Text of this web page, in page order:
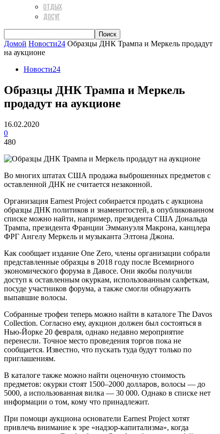
ОТДЫХ
ДОСУГ
Домой Новости24 Образцы ДНК Трампа и Меркель продадут
на аукционе
Новости24
Образцы ДНК Трампа и Меркель
продадут на аукционе
16.02.2020
0
480
Во многих штатах США продажа выброшенных предметов с
оставленной ДНК не считается незаконной.
Организация Earnest Project собирается продать с аукциона
образцы ДНК политиков и знаменитостей, в опубликованном
списке можно найти, например, президента США Дональда
Трампа, президента Франции Эммануэля Макрона, канцлера
ФРГ Ангелу Меркель и музыканта Элтона Джона.
Как сообщает издание One Zero, члены организации собрали
представленные образцы в 2018 году после Всемирного
экономического форума в Давосе. Они якобы получили
доступ к оставленным окуркам, использованным салфеткам,
посуде участников форума, а также смогли обнаружить
выпавшие волосы.
Собранные трофеи теперь можно найти в каталоге The Davos
Collection. Согласно ему, аукцион должен был состояться в
Нью-Йорке 20 февраля, однако недавно мероприятие
перенесли. Точное место проведения торгов пока не
сообщается. Известно, что пускать туда будут только по
приглашениям.
В каталоге также можно найти оценочную стоимость
предметов: окурки стоят 1500–2000 долларов, волосы — до
5000, а использованная вилка — 30 000. Однако в списке нет
информации о том, кому что принадлежит.
При помощи аукциона основатели Earnest Project хотят
привлечь внимание к эре «надзор-капитализма», когда